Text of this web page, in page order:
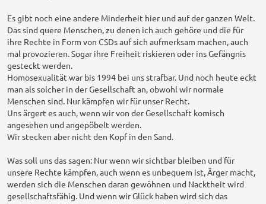
Es gibt noch eine andere Minderheit hier und auf der ganzen Welt.
Das sind quere Menschen, zu denen ich auch gehöre und die für
ihre Rechte in Form von CSDs auf sich aufmerksam machen, auch
mal provozieren. Sogar ihre Freiheit riskieren oder ins Gefängnis
gesteckt werden.
Homosexualität war bis 1994 bei uns strafbar. Und noch heute eckt
man als solcher in der Gesellschaft an, obwohl wir normale
Menschen sind. Nur kämpfen wir für unser Recht.
Uns ärgert es auch, wenn wir von der Gesellschaft komisch
angesehen und angepöbelt werden.
Wir stecken aber nicht den Kopf in den Sand.
Was soll uns das sagen: Nur wenn wir sichtbar bleiben und für
unsere Rechte kämpfen, auch wenn es unbequem ist, Ärger macht,
werden sich die Menschen daran gewöhnen und Nacktheit wird
gesellschaftsfähig. Und wenn wir Glück haben wird sich das